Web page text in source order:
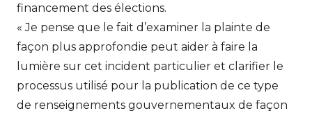
financement des élections.
« Je pense que le fait d’examiner la plainte de
façon plus approfondie peut aider à faire la
lumière sur cet incident particulier et clarifier le
processus utilisé pour la publication de ce type
de renseignements gouvernementaux de façon